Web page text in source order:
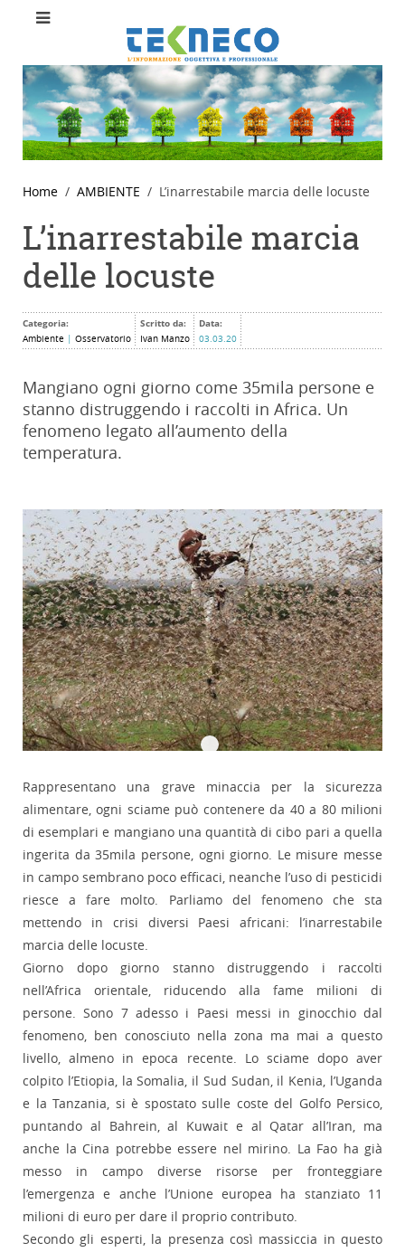
Home AMBIENTE L’inarrestabile marcia delle locuste
L’inarrestabile marcia
delle locuste
Categoria:
Ambiente Osservatorio
Scritto da:
Ivan Manzo
Data:
03.03.20
Mangiano ogni giorno come 35mila persone e
stanno distruggendo i raccolti in Africa. Un
fenomeno legato all’aumento della
temperatura.
Rappresentano una grave minaccia per la sicurezza
alimentare, ogni sciame può contenere da 40 a 80 milioni
di esemplari e mangiano una quantità di cibo pari a quella
ingerita da 35mila persone, ogni giorno. Le misure messe
in campo sembrano poco efficaci, neanche l’uso di pesticidi
riesce a fare molto. Parliamo del fenomeno che sta
mettendo in crisi diversi Paesi africani: l’inarrestabile
marcia delle locuste.
Giorno dopo giorno stanno distruggendo i raccolti
nell’Africa orientale, riducendo alla fame milioni di
persone. Sono 7 adesso i Paesi messi in ginocchio dal
fenomeno, ben conosciuto nella zona ma mai a questo
livello, almeno in epoca recente. Lo sciame dopo aver
colpito l’Etiopia, la Somalia, il Sud Sudan, il Kenia, l’Uganda
e la Tanzania, si è spostato sulle coste del Golfo Persico,
puntando al Bahrein, al Kuwait e al Qatar all’Iran, ma
anche la Cina potrebbe essere nel mirino. La Fao ha già
messo in campo diverse risorse per fronteggiare
l’emergenza e anche l’Unione europea ha stanziato 11
milioni di euro per dare il proprio contributo.
Secondo gli esperti, la presenza così massiccia in questo